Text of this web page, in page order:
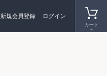
カート
新規会員登録 ログイン